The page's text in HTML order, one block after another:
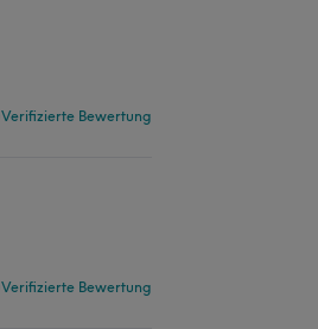
Verifizierte Bewertung
Verifizierte Bewertung